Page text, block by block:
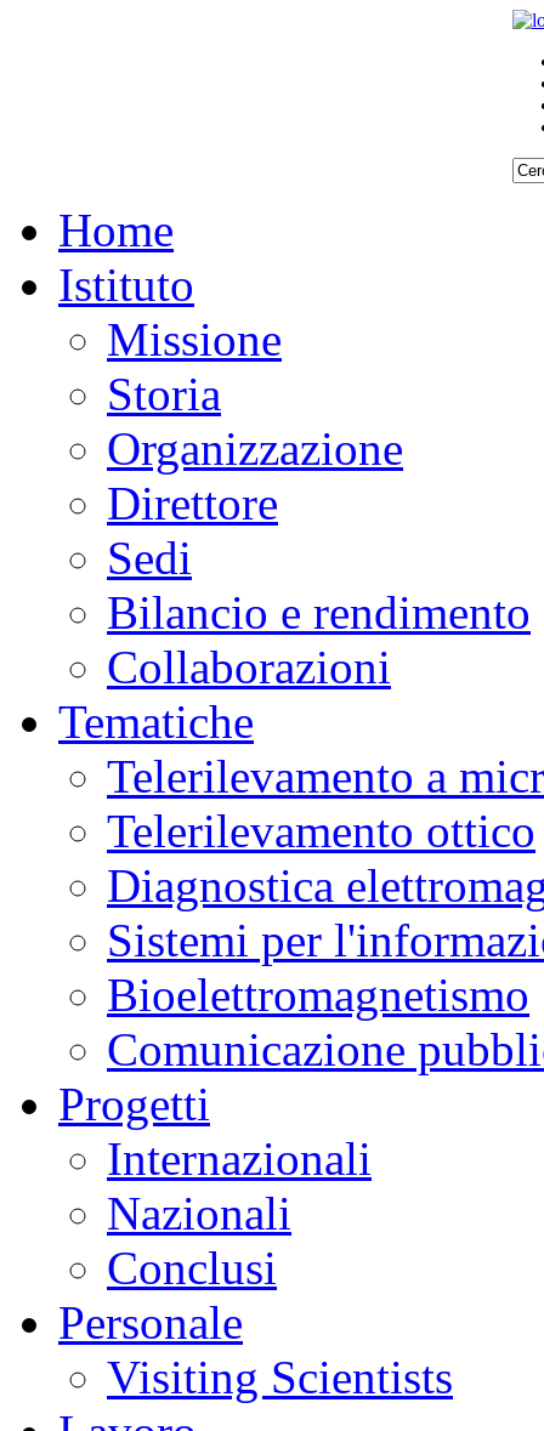
Home
Istituto
Missione
Storia
Organizzazione
Direttore
Sedi
Bilancio e rendimento
Collaborazioni
Tematiche
Telerilevamento a
Telerilevamento ottico
Diagnostica
Sistemi per
Bioelettromagnetismo
Comunicazione
Progetti
Internazionali
Nazionali
Conclusi
Personale
Visiting Scientists